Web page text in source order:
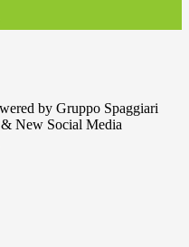
by Gruppo Spaggiari
New Social Media